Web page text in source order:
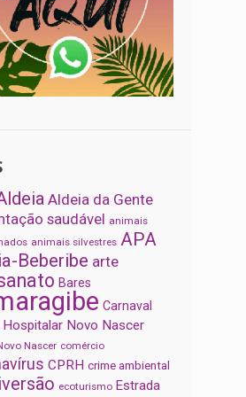
Aldeia da Gente
saudável animais
animais silvestres APA
Beberibe arte
Bares
Carnaval
Hospitalar Novo Nascer
Nascer comércio
CPRH crime ambiental
ecoturismo Estrada